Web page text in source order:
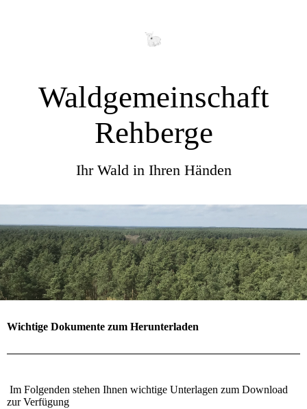
Waldgemeinschaft
Rehberge
Ihr Wald in Ihren Händen
Wichtige Dokumente zum Herunterladen
Im Folgenden stehen Ihnen wichtige Unterlagen zum Download
zur Verfügung